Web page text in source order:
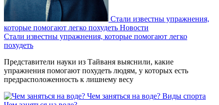
Стали известны упражнения,
которые помогают легко похудеть Новости
Стали известны упражнения, которые помогают легко
похудеть
Представители науки из Тайваня выяснили, какие
упражнения помогают похудеть людям, у которых есть
предрасположенность к лишнему весу
Чем заняться на воде? Виды спорта